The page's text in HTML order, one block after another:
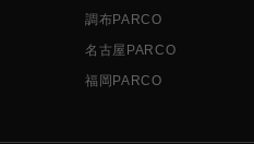
調布PARCO
名古屋PARCO
福岡PARCO